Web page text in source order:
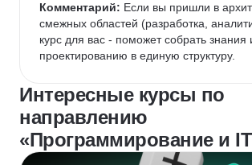
Комментарий: Если вы пришли в
смежных областей (разработка,
курс для вас - поможет собрать знания
проектированию в единую структуру.
Интересные курсы по
направлению
«Программирование и